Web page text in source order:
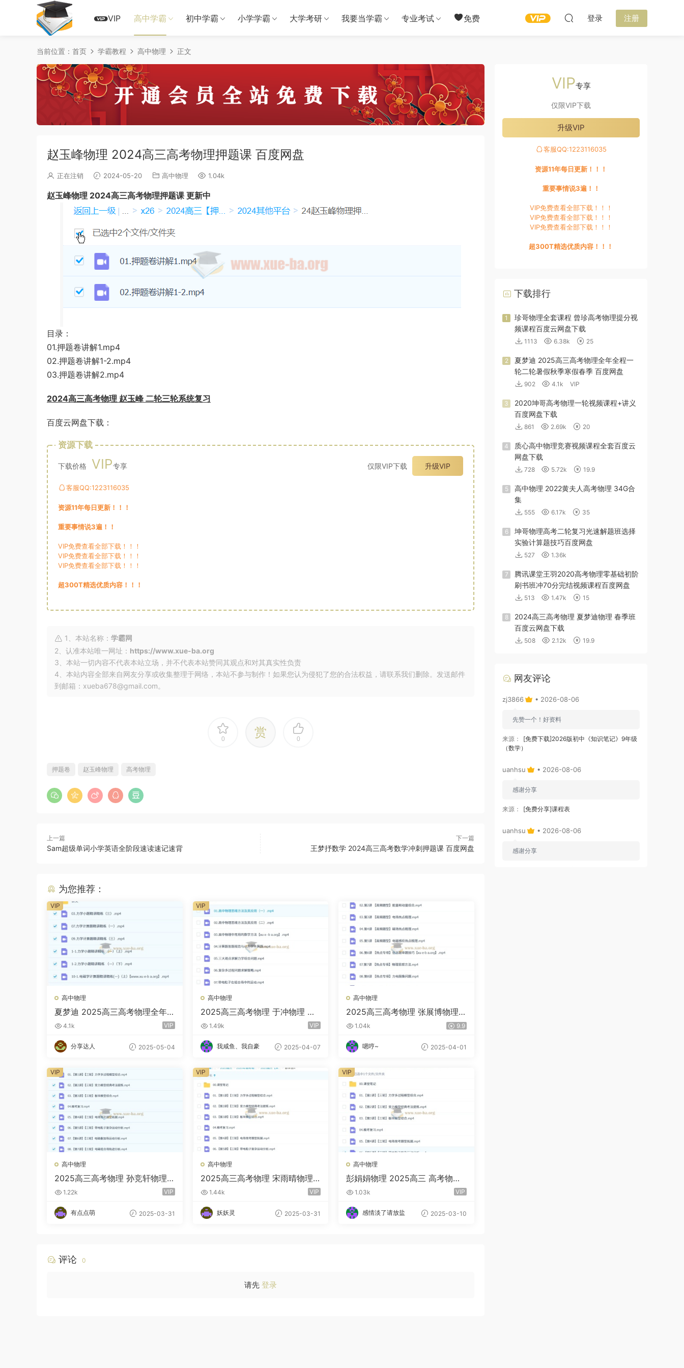
VIP 高中学霸 初中学霸 小学学霸 大学考研 我要当学霸 专业考试 免费 登录 注册
当前位置： 首页 学霸教程 高中物理 正文
赵玉峰物理 2024高三高考物理押题课 百度网盘
正在注销 2024-05-20 高中物理 1.04k
赵玉峰物理 2024高三高考物理押题课 更新中
目录：
01.押题卷讲解1.mp4
02.押题卷讲解1-2.mp4
03.押题卷讲解2.mp4
2024高三高考物理 赵玉峰 二轮三轮系统复习
百度云网盘下载：
资源下载
下载价格 VIP专享 仅限VIP下载 升级VIP
客服QQ:1223116035
资源11年每日更新！！！
重要事情说3遍！！
VIP免费查看全部下载！！！
VIP免费查看全部下载！！！
VIP免费查看全部下载！！！
超300T精选优质内容！！！
1、本站名称： 学霸网
2、认准本站唯一网址： https://www.xue-ba.org
3、本站一切内容不代表本站立场，并不代表本站赞同其观点和对其真实性负责
4、本站内容全部来自网友分享或收集整理于网络，本站不参与制作！如果您认为侵犯了您的合法权益，请联系我们删除。发送邮件
到邮箱：xueba678@gmail.com。
0 赏 0
押题卷 赵玉峰物理 高考物理
上一篇
Sam超级单词小学英语全阶段速读速记速背
下一篇
王梦抒数学 2024高三高考数学冲刺押题课 百度网盘
为您推荐：
高中物理
夏梦迪 2025高三高考物理全年
全程一轮二轮暑假秋季寒假春季
4.1k VIP
分享达人 2025-05-04
VIP
高中物理
2025高三高考物理 于冲物理 一
轮二轮暑假秋季寒假春季 百度网
1.49k VIP
我咸鱼、我自豪 2025-04-07
VIP
高中物理
2025高三高考物理 张展博物理
一轮二轮暑秋寒春 百度云网盘
1.04k 9.9
嗯哼~ 2025-04-01
高中物理
2025高三高考物理 孙竞轩物理
全程全年暑秋寒春 百度云网盘
1.22k VIP
有点点萌 2025-03-31
VIP
高中物理
2025高三高考物理 宋雨晴物理
全年一轮二轮 暑假秋季寒假春季
1.44k VIP
妖妖灵 2025-03-31
VIP
高中物理
彭娟娟物理 2025高三 高考物理
暑假S班 秋季班 寒假班 春季班
1.03k VIP
感情淡了请放盐 2025-03-10
VIP
评论 0
请先 登录
VIP专享
仅限VIP下载
升级VIP
客服QQ:1223116035
资源11年每日更新！！！
重要事情说3遍！！
VIP免费查看全部下载！！！
VIP免费查看全部下载！！！
VIP免费查看全部下载！！！
超300T精选优质内容！！！
下载排行
1
珍哥物理全套课程 曾珍高考物理提分视
频课程百度云网盘下载
1113 6.38k 25
2
夏梦迪 2025高三高考物理全年全程一
轮二轮暑假秋季寒假春季 百度网盘
902 4.1k VIP
3
2020坤哥高考物理一轮视频课程+讲义
百度网盘下载
861 2.69k 20
4
质心高中物理竞赛视频课程全套百度云
网盘下载
728 5.72k 19.9
5
高中物理 2022黄夫人高考物理 34G合
集
555 6.17k 35
6
坤哥物理高考二轮复习光速解题班选择
实验计算题技巧百度网盘
527 1.36k
7
腾讯课堂王羽2020高考物理零基础初阶
刷书班冲70分完结视频课程百度网盘
513 1.47k 15
8
2024高三高考物理 夏梦迪物理 春季班
百度云网盘下载
508 2.12k 19.9
网友评论
zj3866 • 2026-08-06
先赞一个！好资料
来源：
[免费下载]2026版初中《知识笔记》9年级
（数学）
uanhsu • 2026-08-06
感谢分享
来源： [免费分享]课程表
uanhsu • 2026-08-06
感谢分享